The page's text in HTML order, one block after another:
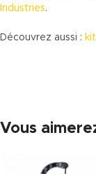
Industries.
Découvrez aussi :
Vous